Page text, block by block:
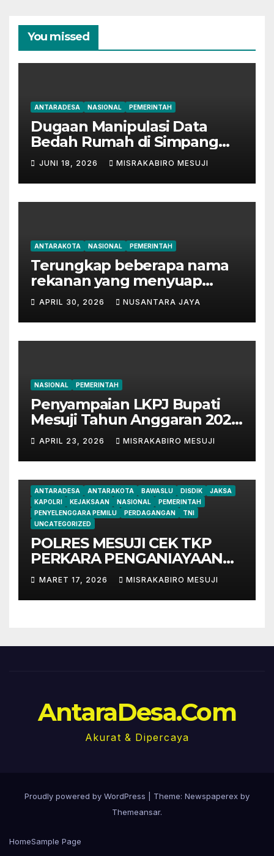
You missed
ANTARADESA NASIONAL PEMERINTAH
Dugaan Manipulasi Data
Bedah Rumah di Simpang
Mesuji, Oknum Tak
Bertanggung Jawab
Disinyalir ‘Kondisikan’ Bansos
JUNI 18, 2026 MISRAKABIRO MESUJI
ANTARAKOTA NASIONAL PEMERINTAH
Terungkap beberapa nama
rekanan yang menyuap
mantan Bupati Lampung
Tengah
APRIL 30, 2026 NUSANTARA JAYA
NASIONAL PEMERINTAH
Penyampaian LKPJ Bupati
Mesuji Tahun Anggaran 2025
Digelar dalam Rapat
Paripurna DPRD
APRIL 23, 2026 MISRAKABIRO MESUJI
ANTARADESA ANTARAKOTA BAWASLU DISDIK
JAKSA
KAPOLRI
KEJAKSAAN NASIONAL
PEMERINTAH
PENYELENGGARA PEMILU
PERDAGANGAN
TNI
UNCATEGORIZED
POLRES MESUJI CEK TKP
PERKARA PENGANIAYAAN
HS, SAKSI DAN PELAKU
SUDAH DIPERIKSA.
MARET 17, 2026 MISRAKABIRO MESUJI
AntaraDesa.Com
Akurat & Dipercaya
Proudly powered by WordPress
Theme: Newspaperex by
Themeansar.
HomeSample Page